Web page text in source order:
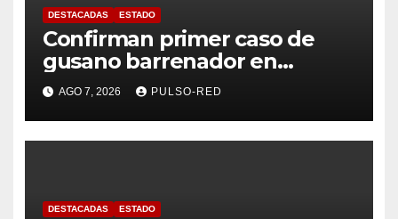
DESTACADAS ESTADO
Confirman primer caso de
gusano barrenador en
humano en Tlaxcala
AGO 7, 2026 PULSO-RED
DESTACADAS ESTADO